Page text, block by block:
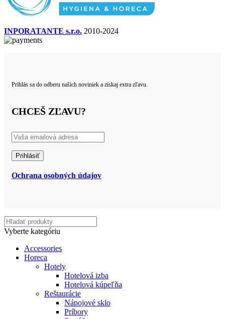
INPORATANTE s.r.o. 2010-2024
Prihlás sa do odberu našich noviniek a získaj extra zľavu.
CHCEŠ ZĽAVU?
Ochrana osobných údajov
Vyberte kategóriu
Accessories
Horeca
Hotely
Hotelová izba
Hotelová kúpeľňa
Reštaurácie
Nápojové sklo
Príbory